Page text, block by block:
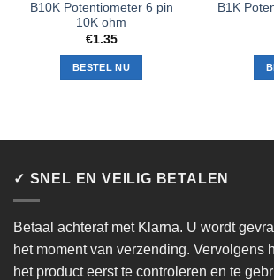
B10K Potentiometer 6 pin
10K ohm
€1.35
BESTEL NU
B1K
✓ SNEL EN VEILIG BETALEN
Betaal achteraf met Klarna. U wordt
het moment van verzending. Vervolgens
het product eerst te controleren en te